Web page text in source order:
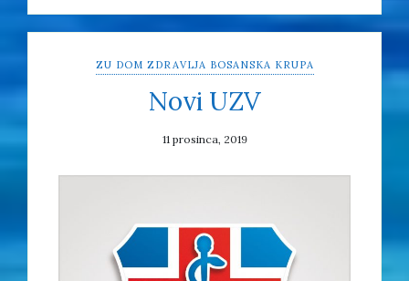
ZU DOM ZDRAVLJA BOSANSKA KRUPA
Novi UZV
11 prosinca, 2019